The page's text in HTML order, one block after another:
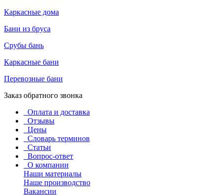
Каркасные дома
Бани из бруса
Срубы бань
Каркасные бани
Перевозные бани
Заказ обратного звонка
Оплата и доставка
Отзывы
Цены
Словарь терминов
Статьи
Вопрос-ответ
О компании
Наши материалы
Наше производство
Вакансии